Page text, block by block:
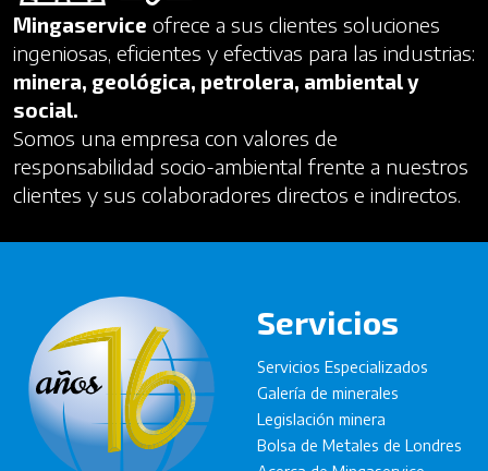
Mingaservice ofrece a sus clientes soluciones
ingeniosas, eficientes y efectivas para las industrias:
minera, geológica, petrolera, ambiental y
social.
Somos una empresa con valores de
responsabilidad socio-ambiental frente a nuestros
clientes y sus colaboradores directos e indirectos.
Servicios
Servicios Especializados
Galería de minerales
Legislación minera
Bolsa de Metales de Londres